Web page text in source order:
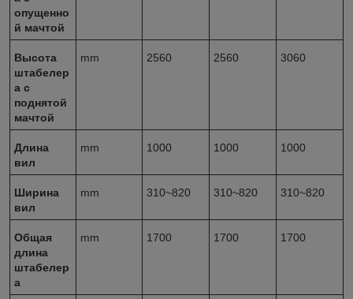
опущенно
й мачтой
Высота
штабелер
а с
поднятой
мачтой
mm 2560 2560 3060
Длина
вил
mm 1000 1000 1000
Ширина
вил
mm 310~820 310~820 310~820
Общая
длина
штабелер
а
mm 1700 1700 1700